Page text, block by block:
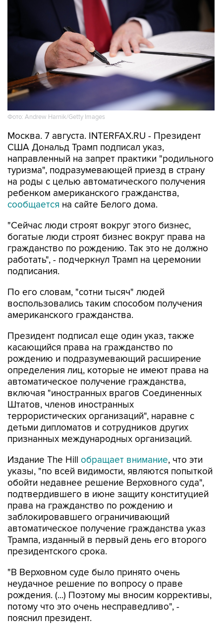
Фото: Andrew Harnik/Getty Images
Москва. 7 августа. INTERFAX.RU - Президент
США Дональд Трамп подписал указ,
направленный на запрет практики "родильного
туризма", подразумевающей приезд в страну
на роды с целью автоматического получения
ребенком американского гражданства,
сообщается на сайте Белого дома.
"Сейчас люди строят вокруг этого бизнес,
богатые люди строят бизнес вокруг права на
гражданство по рождению. Так это не должно
работать", - подчеркнул Трамп на церемонии
подписания.
По его словам, "сотни тысяч" людей
воспользовались таким способом получения
американского гражданства.
Президент подписал еще один указ, также
касающийся права на гражданство по
рождению и подразумевающий расширение
определения лиц, которые не имеют права на
автоматическое получение гражданства,
включая "иностранных врагов Соединенных
Штатов, членов иностранных
террористических организаций", наравне с
детьми дипломатов и сотрудников других
признанных международных организаций.
Издание The Hill обращает внимание, что эти
указы, "по всей видимости, являются попыткой
обойти недавнее решение Верховного суда",
подтвердившего в июне защиту конституцией
права на гражданство по рождению и
заблокировавшего ограничивающий
автоматическое получение гражданства указ
Трампа, изданный в первый день его второго
президентского срока.
"В Верховном суде было принято очень
неудачное решение по вопросу о праве
рождения. (...) Поэтому мы вносим коррективы,
потому что это очень несправедливо", -
пояснил президент.